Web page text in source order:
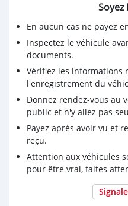
-2 mode de conduite
-Retroviseur électrique✅
-Siege full cuire
-Detecteur de pluies✅
-verrouillage a distance✅
-Auto radio d’origine ✅
-Tout entierement
-Interieur et exterieur en
-mécanique en tres tres
Devoir: ❗️❗️tsy misy❗️❗️
💯💯Contact: 038 21 318
🇲🇬🇲🇬Prix: 208.000.000
En aucun cas ne payez
Inspectez le véhicule
documents.
Vérifiez les informations
l'enregistrement du
Donnez rendez-vous au
public et n'y allez pas
Payez après avoir vu et
reçu.
Attention aux véhicules
pour être vrai, faites